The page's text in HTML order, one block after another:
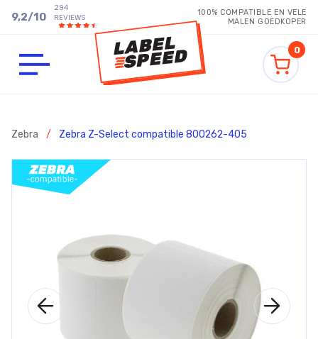
9,2/10
294
REVIEWS
100% COMPATIBLE EN VELE
MALEN GOEDKOPER
0
Zebra / Zebra Z-Select compatible 800262-405